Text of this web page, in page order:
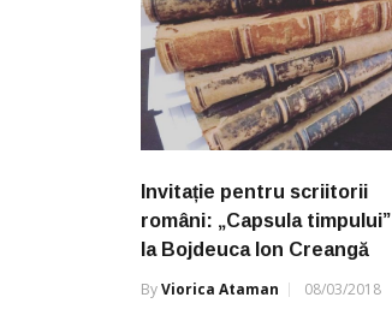
Invitație pentru scriitorii
români: „Capsula timpului”
la Bojdeuca Ion Creangă
ByViorica Ataman 08/03/2018